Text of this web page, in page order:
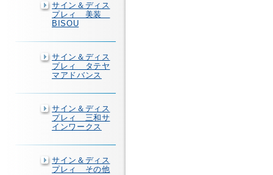
サイン＆ディス
プレィ 美装
BISOU
サイン＆ディス
プレィ タテヤ
マアドバンス
サイン＆ディス
プレィ 三和サ
インワークス
サイン＆ディス
プレィ その他